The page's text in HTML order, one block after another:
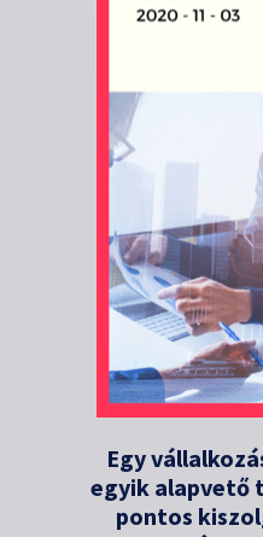
Egy
egyik alapvető
pontos